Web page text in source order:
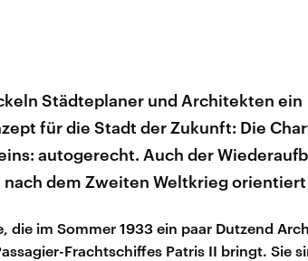
Städteplaner und Architekten ein
für die Stadt der Zukunft: Die
autogerecht. Auch der
dem Zweiten Weltkrieg orientiert
die im Sommer 1933 ein paar Dutzend
Frachtschiffes Patris II bringt. Sie